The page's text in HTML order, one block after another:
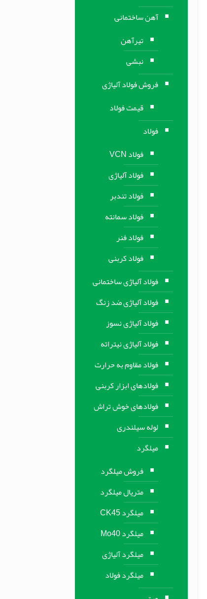
آهن ساختمانی
تیرآهن
نبشی
فروش فولاد آلیاژی
قیمت فولاد
فولاد
فولاد VCN
فولاد آلیاژی
فولاد تندبر
فولاد سمانته
فولاد فنر
فولاد کربنی
فولاد آلیاژی ساختمانی
فولاد آلیاژی ضد زنگ
فولاد آلیاژی نسوز
فولاد آلیاژی نیتراته
فولاد مقاوم به حرارت
فولادهای ابزار کربنی
فولادهای خوش تراش
لوله سیلندری
میلگرد
فروش میلگرد
متریال میلگرد
میلگرد CK45
میلگرد Mo40
میلگرد آلیاژی
میلگرد فولاد